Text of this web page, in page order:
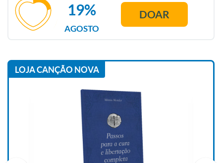
AGOSTO
19% DOAR
LOJA CANÇÃO NOVA